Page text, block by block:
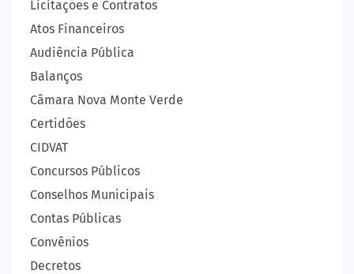
Licitações e Contratos
Atos Financeiros
Audiência Pública
Balanços
Câmara Nova Monte Verde
Certidões
CIDVAT
Concursos Públicos
Conselhos Municipais
Contas Públicas
Convênios
Decretos